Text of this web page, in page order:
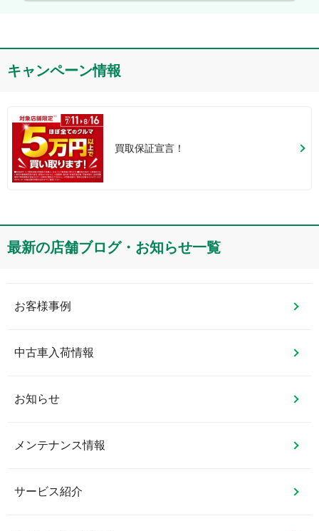
キャンペーン情報
買取保証宣言！
最新の店舗ブログ・お知らせ一覧
お客様事例
中古車入荷情報
お知らせ
メンテナンス情報
サービス紹介